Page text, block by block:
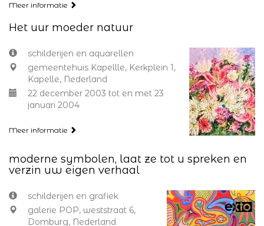
Meer informatie
Het uur moeder natuur
schilderijen en aquarellen
gemeentehuis Kapellle, Kerkplein 1,
Kapelle, Nederland
22 december 2003 tot en met 23
januari 2004
Meer informatie
moderne symbolen, laat ze tot u spreken en
verzin uw eigen verhaal
schilderijen en grafiek
galerie POP, weststraat 6,
Domburg, Nederland